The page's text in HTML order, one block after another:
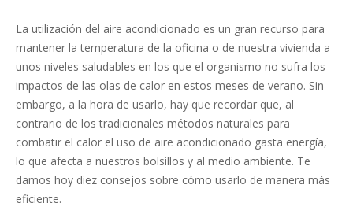
La utilización del aire acondicionado es un gran recurso para
mantener la temperatura de la oficina o de nuestra vivienda a
unos niveles saludables en los que el organismo no sufra los
impactos de las olas de calor en estos meses de verano. Sin
embargo, a la hora de usarlo, hay que recordar que, al
contrario de los tradicionales métodos naturales para
combatir el calor el uso de aire acondicionado gasta energía,
lo que afecta a nuestros bolsillos y al medio ambiente. Te
damos hoy diez consejos sobre cómo usarlo de manera más
eficiente.